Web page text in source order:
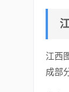
江西
成部